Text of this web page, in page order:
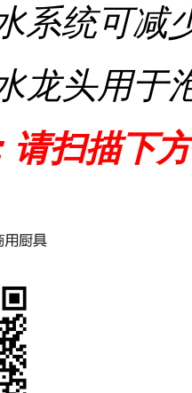
系统可减
龙头用于
请扫描下